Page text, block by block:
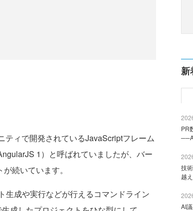
ィで開発されているJavaScriptフレーム
1）と呼ばれていましたが、バー
続いています。
成や実行などが行えるコマンドライン
新
PR
技
越
AI